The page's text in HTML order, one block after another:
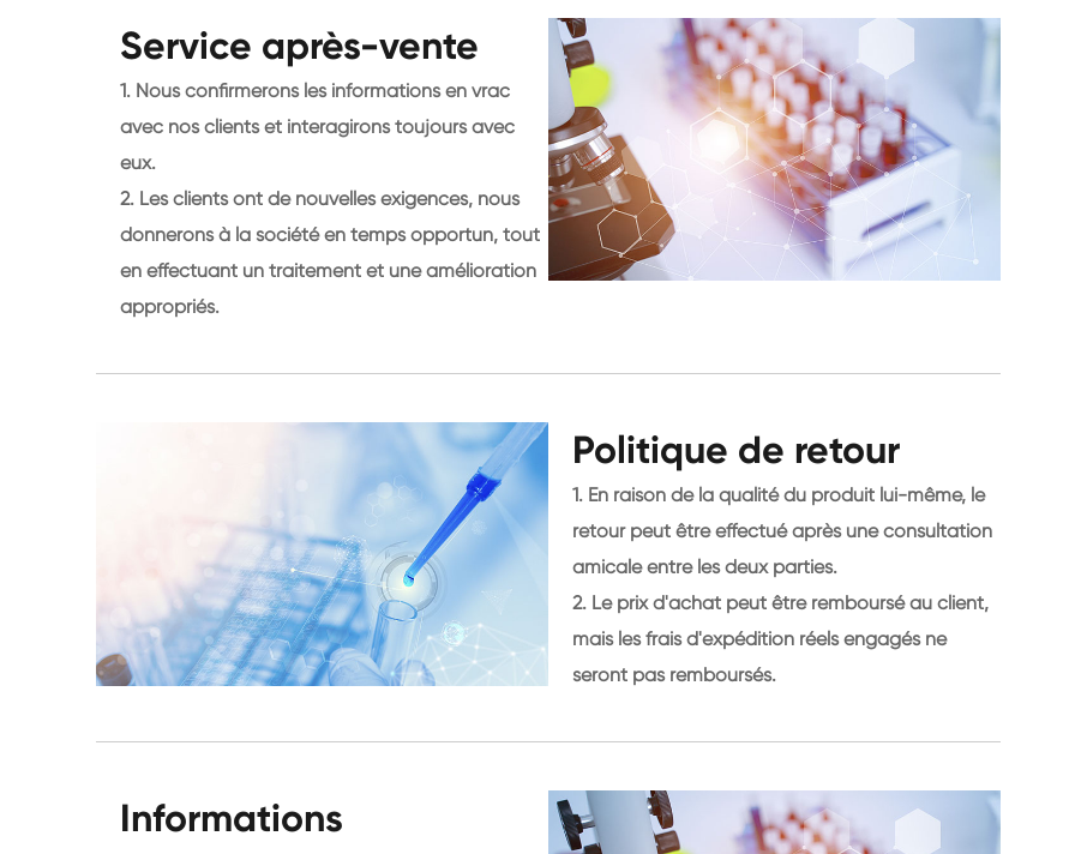
Service après-vente
1. Nous confirmerons les informations en vrac
avec nos clients et interagirons toujours avec
eux.
2. Les clients ont de nouvelles exigences, nous
donnerons à la société en temps opportun, tout
en effectuant un traitement et une amélioration
appropriés.
Politique de retour
1. En raison de la qualité du produit lui-même, le
retour peut être effectué après une consultation
amicale entre les deux parties.
2. Le prix d'achat peut être remboursé au client,
mais les frais d'expédition réels engagés ne
seront pas remboursés.
Informations